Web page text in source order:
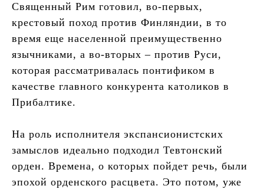
Священный Рим готовил, во-первых,
крестовый поход против Финляндии, в то
время еще населенной преимущественно
язычниками, а во-вторых – против Руси,
которая рассматривалась понтификом в
качестве главного конкурента католиков в
Прибалтике.
На роль исполнителя экспансионистских
замыслов идеально подходил Тевтонский
орден. Времена, о которых пойдет речь, были
эпохой орденского расцвета. Это потом, уже